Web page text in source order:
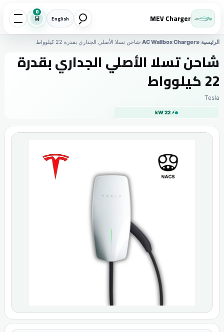
MEV Charger
English
🛒
0
الرئيسية›
AC Wallbox Chargers
›شاحن تسلا الأصلي الجداري بقدرة 22 كيلوواط
شاحن تسلا الأصلي الجداري بقدرة
22 كيلوواط
Tesla
⚡ 22 kW